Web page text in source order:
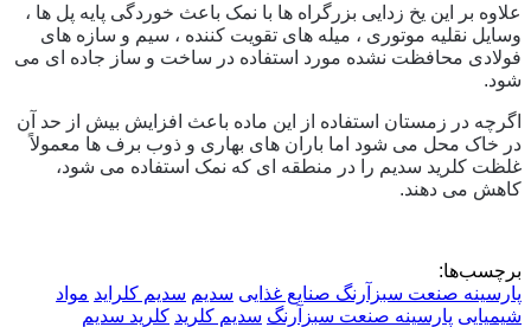
علاوه بر این یخ زدایی بزرگراه ها با نمک باعث خوردگی پایه پل ها ،
وسایل نقلیه موتوری ، میله های تقویت کننده ، سیم و سازه های
فولادی محافظت نشده مورد استفاده در ساخت و ساز جاده ای می
شود.
اگرچه در زمستان استفاده از این ماده باعث افزایش بیش از حد آن
در خاک محل می شود اما باران های بهاری و ذوب برف ها معمولاً
غلظت کلرید سدیم را در منطقه ای که نمک استفاده می شود،
کاهش می دهند.
برچسب‌ها:
پارسینه صنعت سبزآرنگ صنایع غذایی سدیم سدیم کلراید مواد
شیمیایی پارسینه صنعت سبزآرنگ سدیم کلرید کلرید سدیم